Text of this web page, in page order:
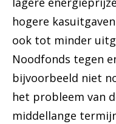
hogere
ook tot minder
Noodfonds tegen
bijvoorbeeld niet
het probleem van
middellange